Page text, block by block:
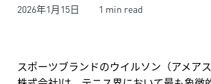
2026年1月15日 1 min read
スポーツブランドのウイルソン（アメア